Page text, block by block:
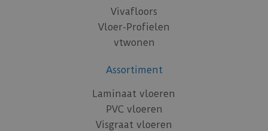
Vivafloors
Vloer-Profielen
vtwonen
Assortiment
Laminaat vloeren
PVC vloeren
Visgraat vloeren